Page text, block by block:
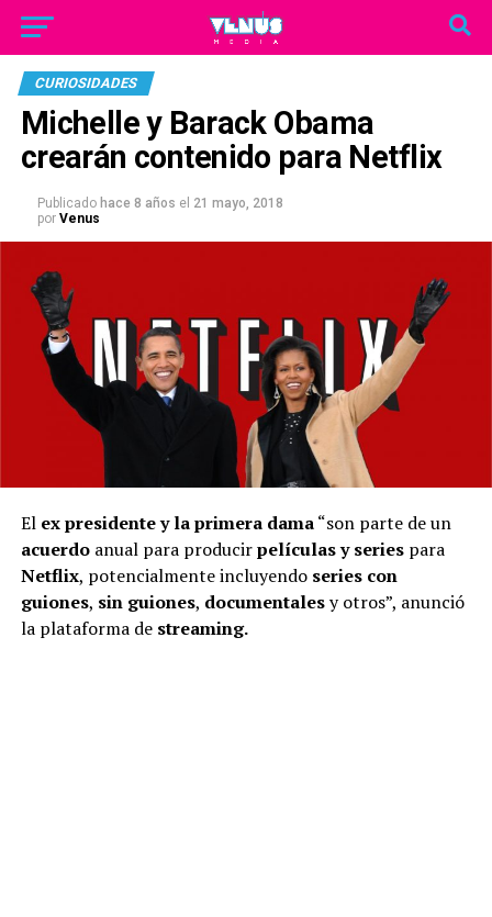
CURIOSIDADES
Michelle y Barack Obama
crearán contenido para Netflix
Publicado hace 8 años el 21 mayo, 2018
por Venus
El ex presidente y la primera dama“son parte de un
acuerdoanual para producirpelículas y seriespara
Netflix, potencialmente incluyendo series con
guiones, sin guiones, documentalesy otros”, anunció
la plataforma destreaming.